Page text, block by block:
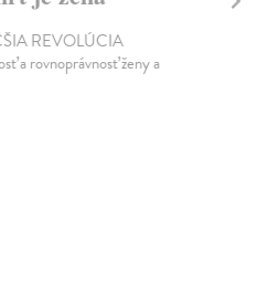
REVOLÚCIA
a rovnoprávnosť ženy a